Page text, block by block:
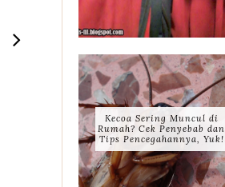
Kecoa Sering Muncul di
Rumah? Cek Penyebab dan
Tips Pencegahannya, Yuk!